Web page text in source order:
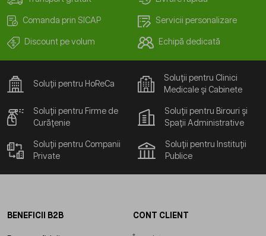
Comanda prin SICAP Servicii personalizare
Discount pe volum Echipă dedicată
Soluții pentru HoReCa
Soluții pentru Clinici
Medicale și Cabinete
Soluții pentru Firme de
Curățenie
Soluții pentru Birouri și
Spații Administrative
Soluții pentru Companii
Private
Soluții pentru Instituții
Publice
BENEFICII B2B CONT CLIENT